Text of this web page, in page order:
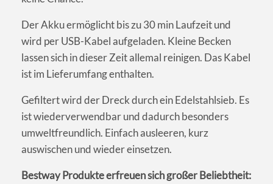
Der Akku ermöglicht bis zu 30 min Laufzeit und
wird per USB-Kabel aufgeladen. Kleine Becken
lassen sich in dieser Zeit allemal reinigen. Das Kabel
ist im Lieferumfang enthalten.
Gefiltert wird der Dreck durch ein Edelstahlsieb. Es
ist wiederverwendbar und dadurch besonders
umweltfreundlich. Einfach ausleeren, kurz
auswischen und wieder einsetzen.
Bestway Produkte erfreuen sich großer Beliebtheit: